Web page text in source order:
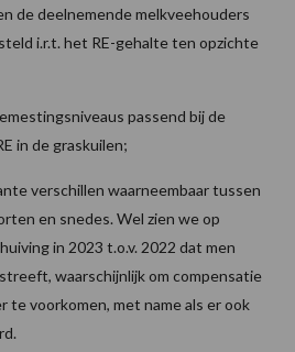
de deelnemende melkveehouders
i.r.t. het RE-gehalte ten opzichte
passend bij de
in de graskuilen;
verschillen waarneembaar tussen
en snedes. Wel zien we op
in 2023 t.o.v. 2022 dat men
waarschijnlijk om compensatie
te voorkomen, met name als er ook